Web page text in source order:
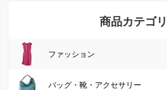
商品カテゴリ
ファッション
ファッショントップへ
バッグ・靴・アクセサリー